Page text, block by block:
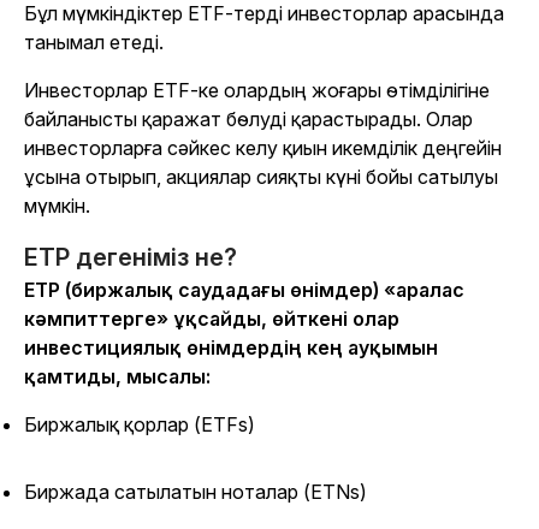
Бұл мүмкіндіктер ETF-терді инвесторлар арасында
танымал етеді.
Инвесторлар ETF-ке олардың жоғары өтімділігіне
байланысты қаражат бөлуді қарастырады. Олар
инвесторларға сәйкес келу қиын икемділік деңгейін
ұсына отырып, акциялар сияқты күні бойы сатылуы
мүмкін.
ETP дегеніміз не?
ETP (биржалық саудадағы өнімдер) «аралас
кәмпиттерге» ұқсайды, өйткені олар
инвестициялық өнімдердің кең ауқымын
қамтиды, мысалы:
Биржалық қорлар (ETFs)
Биржада сатылатын ноталар (ETNs)